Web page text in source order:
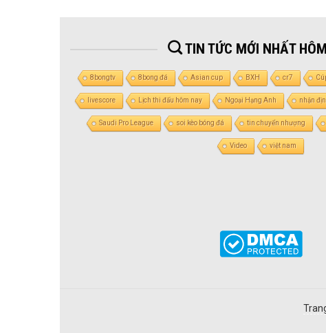
TIN TỨC MỚI NHẤT
8bongtv 8bong đá Asian cup BXH cr7
livescore Lịch thi đấu hôm nay Ngoại Hạng Anh nhận
Saudi Pro League soi kèo bóng đá tin chuyển nhượng
Video việt nam